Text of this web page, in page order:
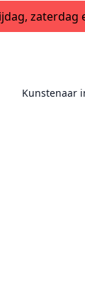
zaterdag
Kunstenaar